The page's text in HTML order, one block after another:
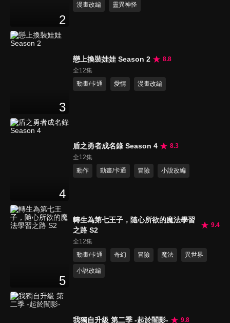
2
漫畫改編 靈異神怪
3
戀上換裝娃娃 Season 2
8.8
全12集
動畫/卡通
愛情 漫畫改編
4
盾之勇者成名錄 Season 4
8.3
全12集
動作
動畫/卡通 冒險 小說改編
5
轉生為第七王子，隨心所欲的魔法學習
之路 S2
9.4
全12集
動畫/卡通
奇幻 冒險 魔法 異世界
小說改編
我獨自升級 第二季 -起於闇影-
9.8